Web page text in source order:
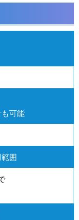
可能
囲